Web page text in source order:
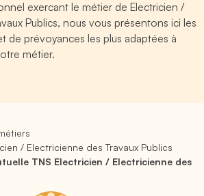
exercant le métier de Electricien /
Publics, nous vous présentons ici les
de prévoyances les plus adaptées à
métier.
/ Electricienne des Travaux Publics
TNS Electricien / Electricienne des